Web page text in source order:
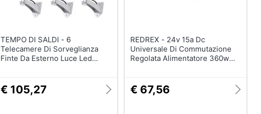
Vedi tutti
TEMPO DI SALDI - 6
Telecamere Di Sorveglianza
Finte Da Esterno Luce Led
€ 105,27
REDREX - 24v 15a Dc
Universale Di Commutazione
Regolata Alimentatore 360w
Ventola Di Raffreddamento Per
Telecamere A Circuito Chiuso
€ 67,56